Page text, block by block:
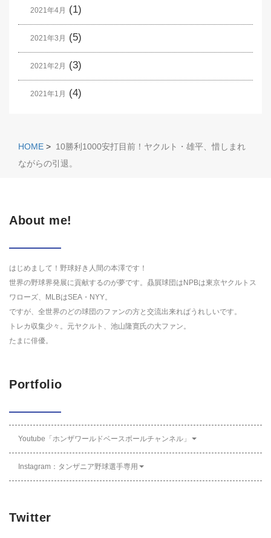
2021年4月 (1)
2021年3月 (5)
2021年2月 (3)
2021年1月 (4)
HOME > 10勝利1000安打目前！ヤクルト・雄平、惜しまれ
ながらの引退。
About me!
はじめまして！野球好き人間の本澤です！
世界の野球界発展に貢献するのが夢です。贔屓球団はNPBは東京ヤクルトス
ワローズ、MLBはSEA・NYY。
ですが、全世界のどの球団のファンの方と交流出来ればうれしいです。
トレカ収集少々。元ヤクルト、池山隆寛氏の大ファン。
たまに俳優。
Portfolio
Youtube「ホンザワールドベースボールチャンネル」
Instagram：タンザニア野球選手専用
Twitter